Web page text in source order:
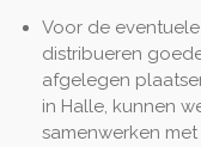
Voor de
distribueren
afgelegen
in Halle, kunnen
samenwerken